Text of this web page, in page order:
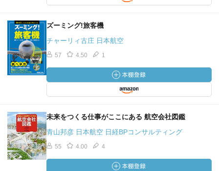
ズーミング!旅客機
チャーリィ古庄 日本航空
57 4.50 1
未来をつくる仕事がここにある 航空会社図鑑
青山邦彦 日本航空 日経BPコンサルティング
55 4.00 4